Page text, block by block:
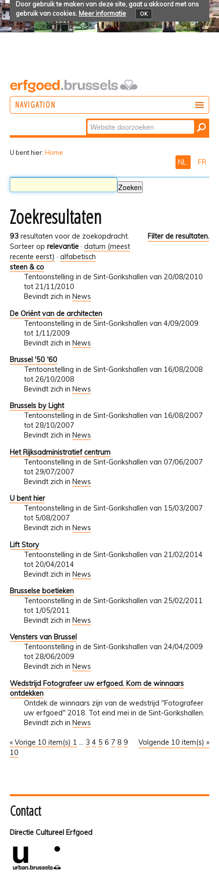
Door gebruik te maken van deze site, gaat u akkoord met ons
gebruik van cookies. Meer informatie OK
NAVIGATION
Zoek
Geavanceerd
U bent hier: Home
NL FR
Zoekresultaten
93 resultaten voor de zoekopdracht.
Filter de resultaten.
Sorteer op relevantie · datum (meest
recente eerst) · alfabetisch
steen & co
Tentoonstelling in de Sint-Gorikshallen van 20/08/2010
tot 21/11/2010
Bevindt zich in News
De Oriënt van de architecten
Tentoonstelling in de Sint-Gorikshallen van 4/09/2009
tot 1/11/2009
Bevindt zich in News
Brussel '50 '60
Tentoonstelling in de Sint-Gorikshallen van 16/08/2008
tot 26/10/2008
Bevindt zich in News
Brussels by Light
Tentoonstelling in de Sint-Gorikshallen van 16/08/2007
tot 28/10/2007
Bevindt zich in News
Het Rijksadministratief centrum
Tentoonstelling in de Sint-Gorikshallen van 07/06/2007
tot 29/07/2007
Bevindt zich in News
U bent hier
Tentoonstelling in de Sint-Gorikshallen van 15/03/2007
tot 5/08/2007
Bevindt zich in News
Lift Story
Tentoonstelling in de Sint-Gorikshallen van 21/02/2014
tot 20/04/2014
Bevindt zich in News
Brusselse boetieken
Tentoonstelling in de Sint-Gorikshallen van 25/02/2011
tot 1/05/2011
Bevindt zich in News
Vensters van Brussel
Tentoonstelling in de Sint-Gorikshallen van 24/04/2009
tot 28/06/2009
Bevindt zich in News
Wedstrijd Fotografeer uw erfgoed. Kom de winnaars
ontdekken
Ontdek de winnaars zijn van de wedstrijd "Fotografeer
uw erfgoed" 2018. Tot eind mei in de Sint-Gorikshallen.
Bevindt zich in News
« Vorige 10 item(s) Volgende 10 item(s) »
1 ... 3 4 5 6 7 8 9
10
Contact
Directie Cultureel Erfgoed